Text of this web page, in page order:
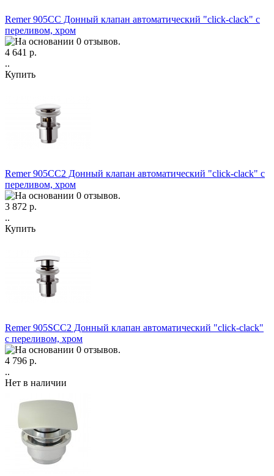
Remer 905CC Донный клапан автоматический "click-clack" с
переливом, хром
4 641 р.
..
Купить
Remer 905CC2 Донный клапан автоматический "click-clack" с
переливом, хром
3 872 р.
..
Купить
Remer 905SCC2 Донный клапан автоматический "click-clack"
с переливом, хром
4 796 р.
..
Нет в наличии